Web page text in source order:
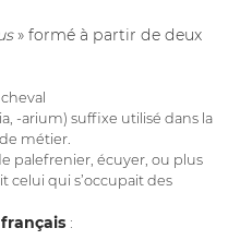
» formé à partir de deux
-arium) suffixe utilisé dans la
métier.
palefrenier, écuyer, ou plus
celui qui s’occupait des
: